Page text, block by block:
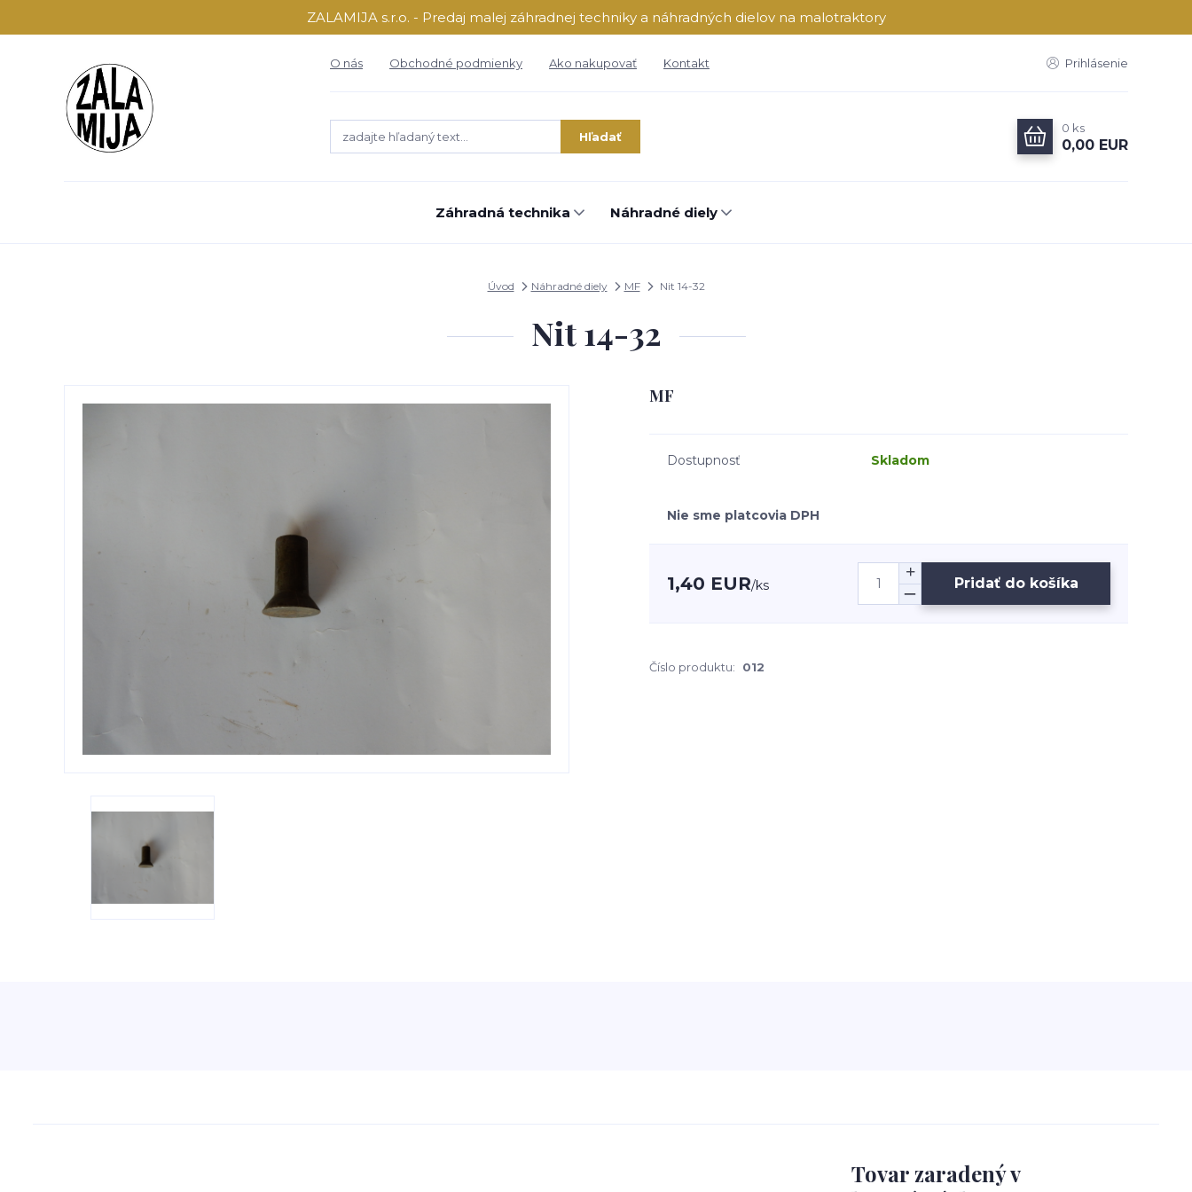
ZALAMIJA s.r.o. - Predaj malej záhradnej techniky a náhradných dielov na malotraktory
O nás Obchodné podmienky Ako nakupovať Kontakt Prihlásenie
Hľadať
0 ks
0,00 EUR
Záhradná technika Náhradné diely
Úvod Náhradné diely MF Nit 14-32
Nit 14-32
MF
Dostupnosť Skladom
Nie sme platcovia DPH
1,40 EUR/ks Pridať do košíka
Číslo produktu: 012
Tovar zaradený v